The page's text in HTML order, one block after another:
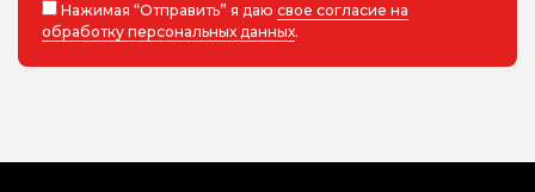
Нажимая “Отправить” я даю свое согласие на
обработку персональных данных.